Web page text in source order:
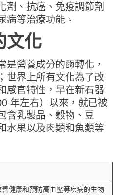
劑、抗癌、免疫調節劑
病等治療功能。
文化
是營養成分的酶轉化，
世界上所有文化為了改
感官特性，早在新石器
年左右）以來，就已被
含乳製品、穀物、豆
水果以及肉類和魚類等
善健康和預防高血壓等疾病的生物